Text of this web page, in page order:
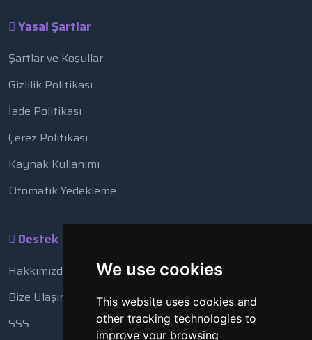
We use cookies
This website uses cookies and
other tracking technologies to
improve your browsing
Yasal Şartlar
Şartlar ve Koşullar
Gizlilik Politikası
İade Politikası
Çerez Politikası
Kaynak Kullanımı
Otomatik Yedekleme
Destek
Hakkımızda
Bize Ulaşın
SSS